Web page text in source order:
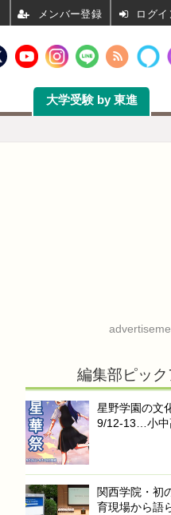
大学受験 by 東進
編集部ピッ
星野学園の文
9/12-13…小中
関西学院・初
育現場から語
ログイ